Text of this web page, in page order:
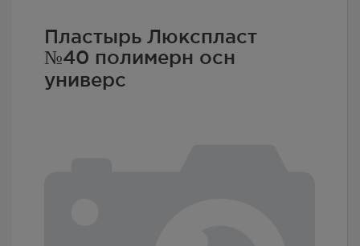
Пластырь Люкспласт
№40 полимерн осн
универс